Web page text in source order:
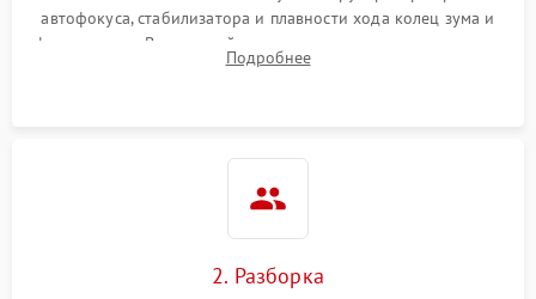
автофокуса, стабилизатора и плавности хода колец зума и
фокусировки. Визуальный осмотр линз на наличие царапин,
грибка, пыли и оценка состояния контактов байонета.
Подробнее
2. Разборка